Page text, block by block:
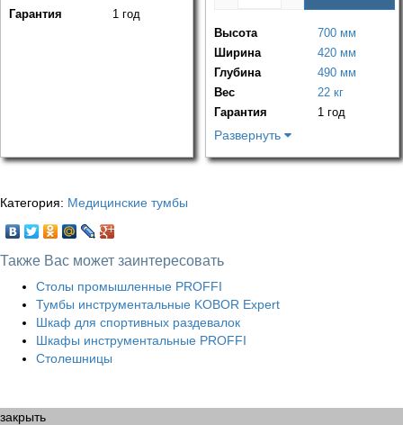
Гарантия 1 год
Высота
700 мм
Ширина
420 мм
Глубина
490 мм
Вес
22 кг
Гарантия
1 год
Развернуть
Категория: Медицинские тумбы
Также Вас может заинтересовать
Столы промышленные PROFFI
Тумбы инструментальные KOBOR Expert
Шкаф для спортивных раздевалок
Шкафы инструментальные PROFFI
Столешницы
закрыть